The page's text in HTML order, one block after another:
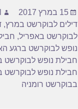
o
o
k
o
n
פורסם
בתאריך
15 במרץ 2017
דילים לבוקרשט במרץ,
לבוקרשט באפריל,
נופש לבוקרשט ברגע
חבילת נופש לבוקרשט
חבילת נופש לבוקרשט
בבוקרשט רומניה